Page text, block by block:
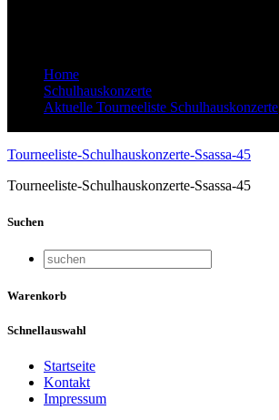
Home
Schulhauskonzerte
Aktuelle Tourneeliste Schulhauskonzerte
Tourneeliste-Schulhauskonzerte-Ssassa-45
Tourneeliste-Schulhauskonzerte-Ssassa-45
Suchen
Warenkorb
Schnellauswahl
Startseite
Kontakt
Impressum